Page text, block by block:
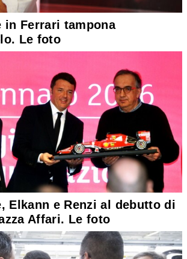
in Ferrari tampona
Le foto
Elkann e Renzi al debutto di
Affari. Le foto